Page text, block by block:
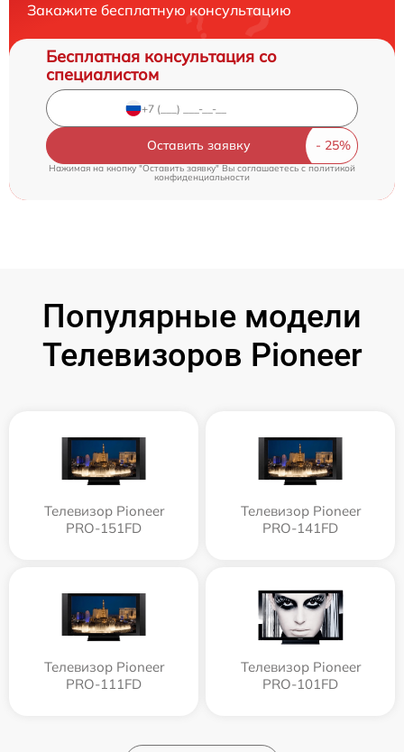
Закажите бесплатную консультацию
Бесплатная консультация со
специалистом
Оставить заявку
Нажимая на кнопку "Оставить заявку" Вы соглашаетесь cполитикой
конфиденциальности
Популярные модели
Телевизоров Pioneer
Телевизор Pioneer
PRO-151FD
Телевизор Pioneer
PRO-141FD
Телевизор Pioneer
PRO-111FD
Телевизор Pioneer
PRO-101FD